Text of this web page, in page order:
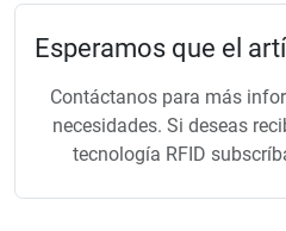
Esperamos que el
Contáctanos para más
necesidades. Si deseas
tecnología RFID